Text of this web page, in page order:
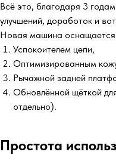
Всё это, благодаря 3
улучшений, доработок и
Новая машина
Успокоителем цепи,
Оптимизированным
Рычажной задней
Обновлённой щёткой
отдельно).
Простота